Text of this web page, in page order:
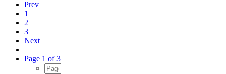
Prev
1
2
3
Next
Page 1 of 3